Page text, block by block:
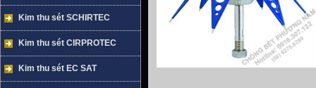
Kim thu sét SCHIRTEC
Kim thu sét CIRPROTEC
Kim thu sét EC SAT